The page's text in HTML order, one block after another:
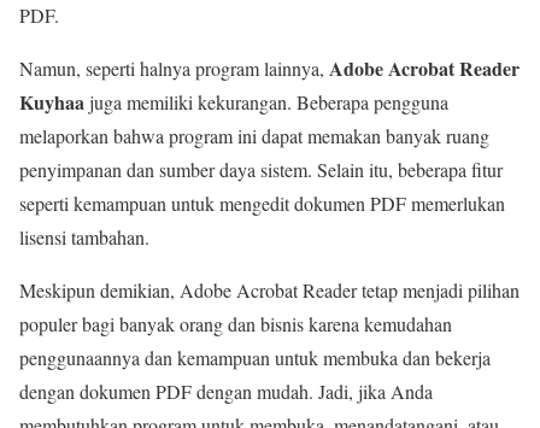
PDF.
Namun, seperti halnya program lainnya, Adobe Acrobat Reader
Kuyhaajuga memiliki kekurangan. Beberapa pengguna
melaporkan bahwa program ini dapat memakan banyak ruang
penyimpanan dan sumber daya sistem. Selain itu, beberapa fitur
seperti kemampuan untuk mengedit dokumen PDF memerlukan
lisensi tambahan.
Meskipun demikian, Adobe Acrobat Reader tetap menjadi pilihan
populer bagi banyak orang dan bisnis karena kemudahan
penggunaannya dan kemampuan untuk membuka dan bekerja
dengan dokumen PDF dengan mudah. Jadi, jika Anda